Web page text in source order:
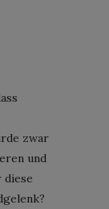
zwar
und
diese